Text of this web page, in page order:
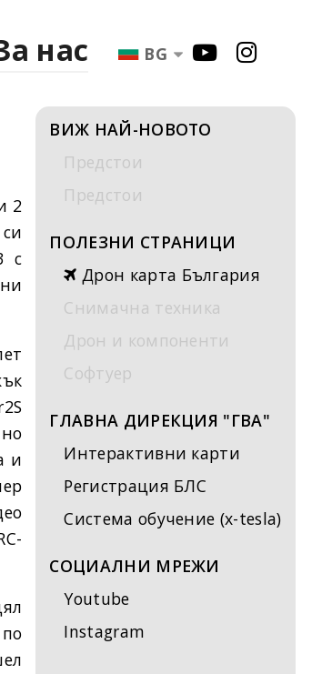
нас BG
2
с
и
ВИЖ НАЙ-НОВОТО
Предстои
Предстои
ПОЛЕЗНИ СТРАНИЦИ
Дрон карта България
Снимачна техника
Дрон и компоненти
Софтуер
ГЛАВНА ДИРЕКЦИЯ "ГВА"
Интерактивни карти
Регистрация БЛС
Система обучение (x-tesla)
СОЦИАЛНИ МРЕЖИ
Youtube
Instagram